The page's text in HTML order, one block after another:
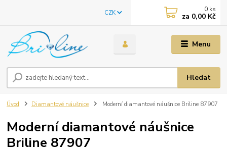
Menu
CZK
Hledat
0 ks
za 0,00 Kč
Úvod Diamantové náušnice Moderní diamantové náušnice Briline 87907
Moderní diamantové náušnice
Briline 87907